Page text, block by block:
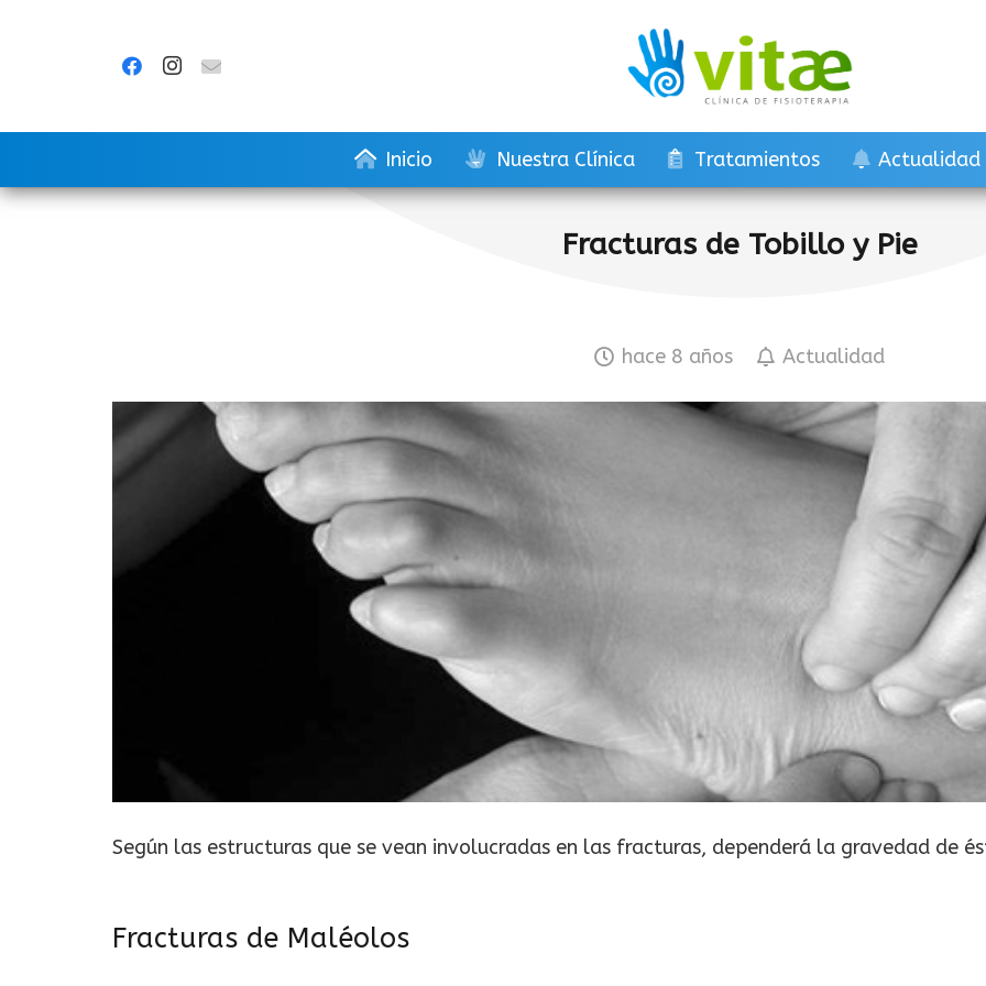
Inicio Nuestra Clínica Tratamientos Actualidad
Fracturas de Tobillo y Pie
hace 8 años Actualidad
Según las estructuras que se vean involucradas en las fracturas, dependerá la gravedad de
Fracturas de Maléolos